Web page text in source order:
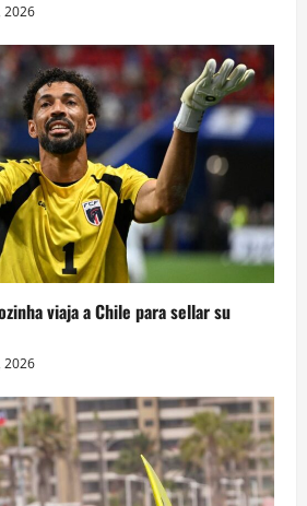
2026
viaja a Chile para sellar su
2026